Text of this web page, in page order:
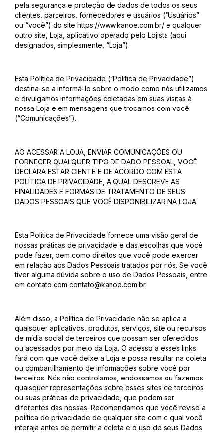
pela segurança e proteção de dados de todos os seus
clientes, parceiros, fornecedores e usuários (“Usuários”
ou “você”) do site https://www.kanoe.com.br/ e qualquer
outro site, Loja, aplicativo operado pelo Lojista (aqui
designados, simplesmente, “Loja”).
Esta Política de Privacidade (“Política de Privacidade”)
destina-se a informá-lo sobre o modo como nós utilizamos
e divulgamos informações coletadas em suas visitas à
nossa Loja e em mensagens que trocamos com você
(“Comunicações”).
AO ACESSAR A LOJA, ENVIAR COMUNICAÇÕES OU
FORNECER QUALQUER TIPO DE DADO PESSOAL, VOCÊ
DECLARA ESTAR CIENTE E DE ACORDO COM ESTA
POLÍTICA DE PRIVACIDADE, A QUAL DESCREVE AS
FINALIDADES E FORMAS DE TRATAMENTO DE SEUS
DADOS PESSOAIS QUE VOCÊ DISPONIBILIZAR NA LOJA.
Esta Política de Privacidade fornece uma visão geral de
nossas práticas de privacidade e das escolhas que você
pode fazer, bem como direitos que você pode exercer
em relação aos Dados Pessoais tratados por nós. Se você
tiver alguma dúvida sobre o uso de Dados Pessoais, entre
em contato com contato@kanoe.com.br.
Além disso, a Política de Privacidade não se aplica a
quaisquer aplicativos, produtos, serviços, site ou recursos
de mídia social de terceiros que possam ser oferecidos
ou acessados por meio da Loja. O acesso a esses links
fará com que você deixe a Loja e possa resultar na coleta
ou compartilhamento de informações sobre você por
terceiros. Nós não controlamos, endossamos ou fazemos
quaisquer representações sobre esses sites de terceiros
ou suas práticas de privacidade, que podem ser
diferentes das nossas. Recomendamos que você revise a
política de privacidade de qualquer site com o qual você
interaja antes de permitir a coleta e o uso de seus Dados